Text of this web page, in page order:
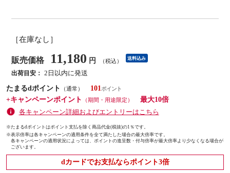
［在庫なし］
販売価格 11,180 円 （税込） 送料込み
出荷目安： 2日以内に発送
たまるdポイント
（通常）
101
+キャンペーンポイント
（期間・用途限定）
最大10倍
各キャンペーン詳細およびエントリーはこちら
※たまるdポイントはポイント支払を除く商品代金(税抜)の1％です。
※表示倍率は各キャンペーンの適用条件を全て満たした場合の最大倍率です。
各キャンペーンの適用状況によっては、ポイントの進呈数・付与倍率が最大倍率より少なくなる場合が
ございます。
dカードでお支払ならポイント3倍